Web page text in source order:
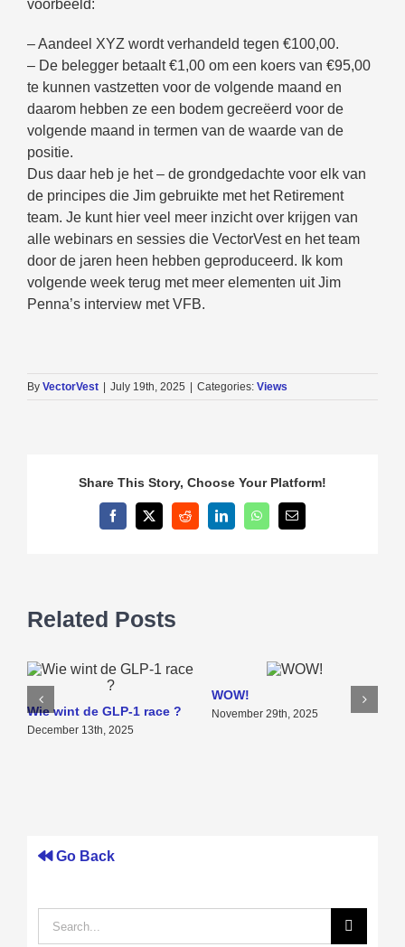
voorbeeld:
– Aandeel XYZ wordt verhandeld tegen €100,00.
– De belegger betaalt €1,00 om een koers van €95,00
te kunnen vastzetten voor de volgende maand en
daarom hebben ze een bodem gecreëerd voor de
volgende maand in termen van de waarde van de
positie.
Dus daar heb je het – de grondgedachte voor elk van
de principes die Jim gebruikte met het Retirement
team. Je kunt hier veel meer inzicht over krijgen van
alle webinars en sessies die VectorVest en het team
door de jaren heen hebben geproduceerd. Ik kom
volgende week terug met meer elementen uit Jim
Penna’s interview met VFB.
By VectorVest July 19th, 2025 Categories: Views
Share This Story, Choose Your Platform!
Facebook
X RedditLinkedInWhatsApp
Email
Related Posts
Wie wint de GLP-1 race ?
December 13th, 2025
WOW!
November 29th, 2025
Go Back